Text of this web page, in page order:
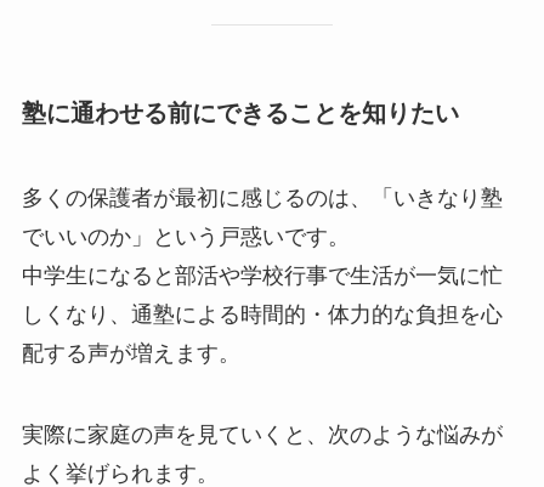
塾に通わせる前にできることを知りたい
多くの保護者が最初に感じるのは、「いきなり塾
でいいのか」という戸惑いです。
中学生になると部活や学校行事で生活が一気に忙
しくなり、通塾による時間的・体力的な負担を心
配する声が増えます。
実際に家庭の声を見ていくと、次のような悩みが
よく挙げられます。